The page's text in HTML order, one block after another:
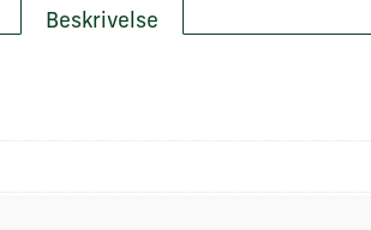
Beskrivelse